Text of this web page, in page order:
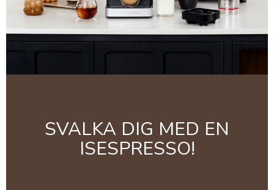
SVALKA DIG MED EN
ISESPRESSO!